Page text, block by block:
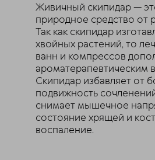
Живичный скипидар —
природное средство от
Так как скипидар
хвойных растений, то
ванн и компрессов
ароматерапевтическим
Скипидар избавляет от
подвижность
снимает мышечное
состояние хрящей и
воспаление.